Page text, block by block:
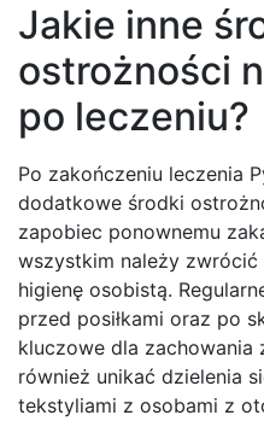
Jakie inne
ostrożności
po leczeniu?
Po zakończeniu leczenia
dodatkowe środki
zapobiec ponownemu
wszystkim należy zwrócić
higienę osobistą.
przed posiłkami oraz po
kluczowe dla zachowania
również unikać dzielenia
tekstyliami z osobami z